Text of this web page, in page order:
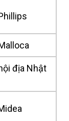
địa Nhật